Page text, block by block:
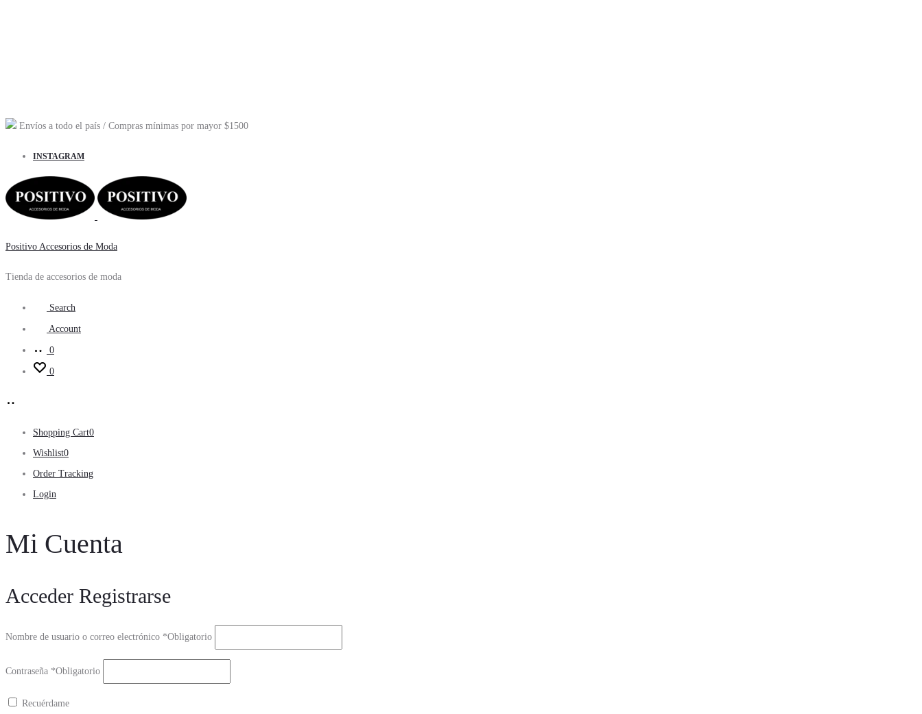
Envíos a todo el país / Compras mínimas por mayor $1500
INSTAGRAM
Positivo Accesorios de Moda
Tienda de accesorios de moda
Search
Account
0
0
Shopping Cart0
Wishlist0
Order Tracking
Login
Mi Cuenta
Acceder Registrarse
Nombre de usuario o correo electrónico *Obligatorio
Contraseña *Obligatorio
Recuérdame